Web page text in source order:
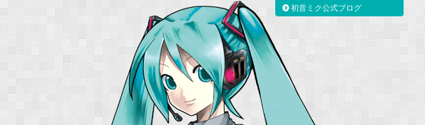
初音ミク公式ブログ